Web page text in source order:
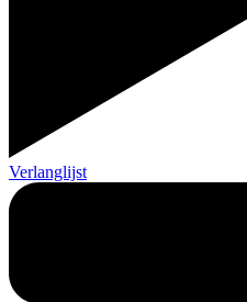
Verlanglijst